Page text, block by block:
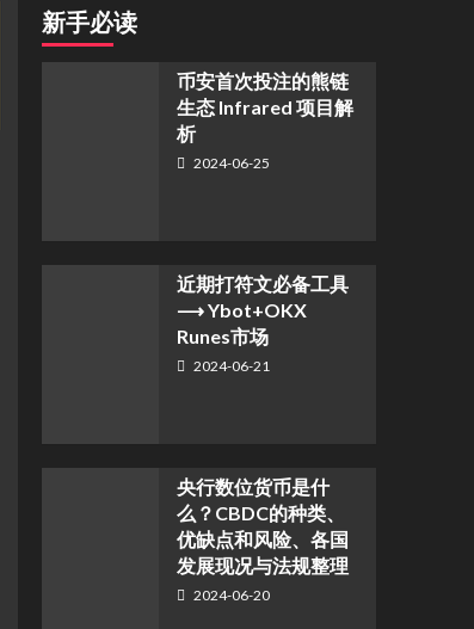
新手必读
币安首次投注的熊链
生态 Infrared 项目解
析
2024-06-25
近期打符文必备工具
⟶ Ybot+OKX
Runes市场
2024-06-21
央行数位货币是什
么？CBDC的种类、
优缺点和风险、各国
发展现况与法规整理
2024-06-20